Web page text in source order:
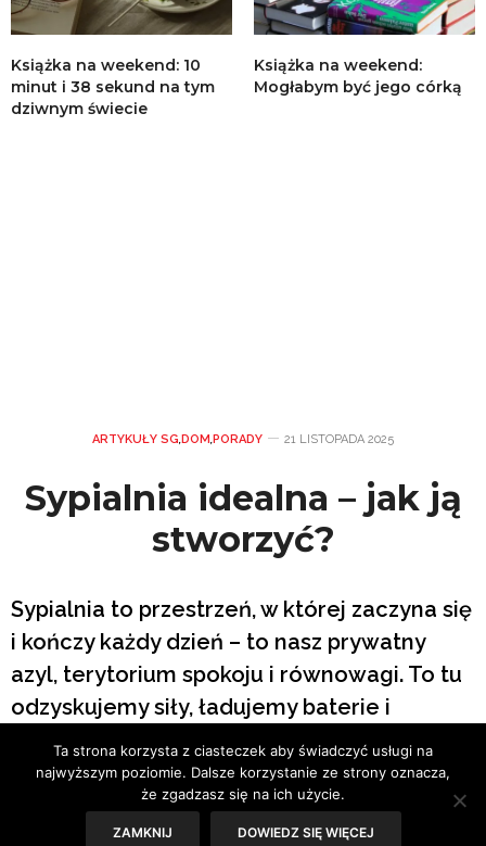
Książka na weekend: 10
minut i 38 sekund na tym
dziwnym świecie
Książka na weekend:
Mogłabym być jego córką
ARTYKUŁY SG,DOM,PORADY 21 LISTOPADA 2025
Sypialnia idealna – jak ją
stworzyć?
Sypialnia to przestrzeń, w której zaczyna się
i kończy każdy dzień – to nasz prywatny
azyl, terytorium spokoju i równowagi. To tu
odzyskujemy siły, ładujemy baterie i
pozwalamy myślom odpłynąć. Dlatego jej
aranżacja powinna być przemyślana jak
dobrze skrojony garnitur – idealnie
dopasowana do potrzeb, stylu życia i
Ta strona korzysta z ciasteczek aby świadczyć usługi na
najwyższym poziomie. Dalsze korzystanie ze strony oznacza,
że zgadzasz się na ich użycie.
ZAMKNIJ DOWIEDZ SIĘ WIĘCEJ